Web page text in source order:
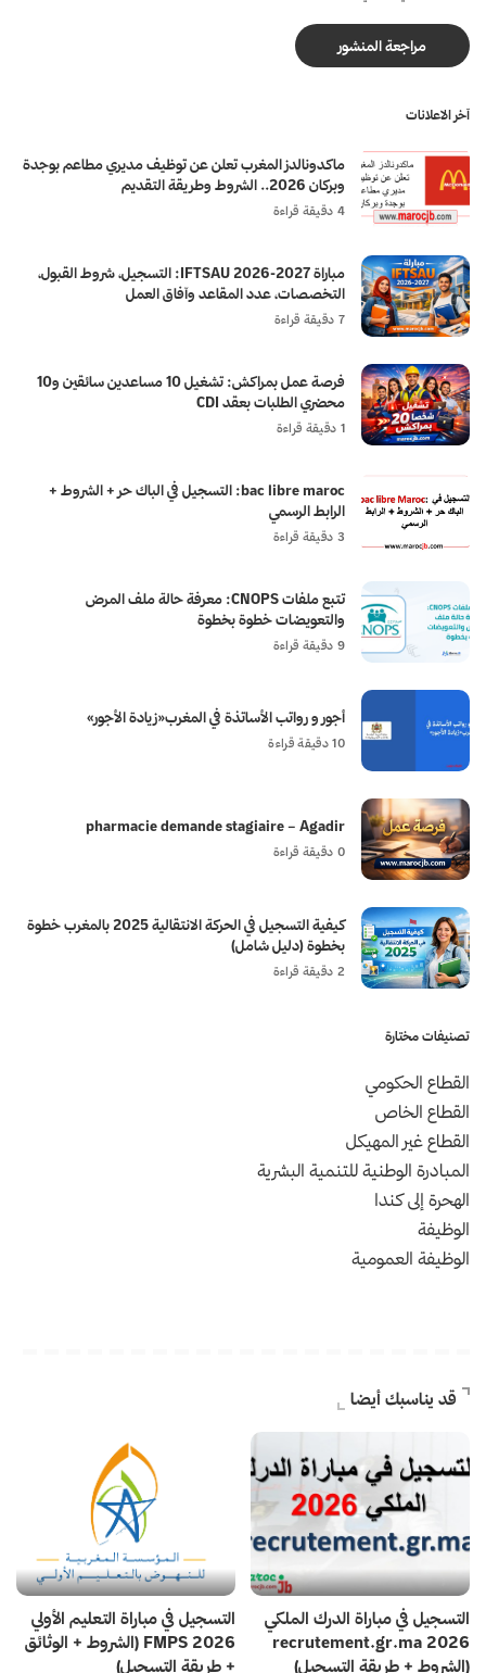
آخر الاعلانات
ماكدونالدز المغرب تعلن عن توظيف مديري مطاعم بوجدة
وبركان 2026.. الشروط وطريقة التقديم
4 دقيقة قراءة
مباراة IFTSAU 2026-2027: التسجيل، شروط القبول،
التخصصات، عدد المقاعد وآفاق العمل
7 دقيقة قراءة
فرصة عمل بمراكش: تشغيل 10 مساعدين سائقين و10
محضري الطلبات بعقد CDI
1 دقيقة قراءة
bac libre maroc: التسجيل في الباك حر + الشروط +
الرابط الرسمي
3 دقيقة قراءة
تتبع ملفات CNOPS: معرفة حالة ملف المرض
والتعويضات خطوة بخطوة
9 دقيقة قراءة
أجور و رواتب الأساتذة في المغرب«زيادة الأجور»
10 دقيقة قراءة
pharmacie demande stagiaire – Agadir
0 دقيقة قراءة
كيفية التسجيل في الحركة الانتقالية 2025 بالمغرب خطوة
بخطوة (دليل شامل)
2 دقيقة قراءة
تصنيفات مختارة
القطاع الحكومي
القطاع الخاص
القطاع غير المهيكل
المبادرة الوطنية للتنمية البشرية
الهحرة إلى كندا
الوظيفة
الوظيفة العمومية
قد يناسبك أيضا
التسجيل في مباراة الدرك الملكي
2026 recrutement.gr.ma
(الشروط + طريقة التسجيل)
التسجيل في مباراة التعليم الأولي
2026 FMPS (الشروط + الوثائق
+ طريقة التسجيل)